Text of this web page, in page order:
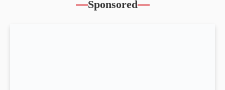
Sponsored